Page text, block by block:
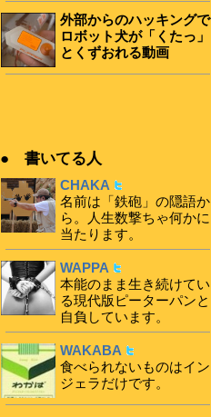
外部からのハッキングで
ロボット犬が「くたっ」
とくずおれる動画
● 書いてる人
CHAKA
名前は「鉄砲」の隠語か
ら。人生数撃ちゃ何かに
当たります。
WAPPA
本能のまま生き続けてい
る現代版ピーターパンと
自負しています。
WAKABA
食べられないものはイン
ジェラだけです。